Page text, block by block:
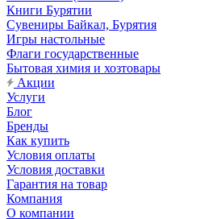
Книги Бурятии
Сувениры Байкал, Бурятия
Игры настольные
Флаги государственные
Бытовая химия и хозтовары
Акции
Услуги
Блог
Бренды
Как купить
Условия оплаты
Условия доставки
Гарантия на товар
Компания
О компании